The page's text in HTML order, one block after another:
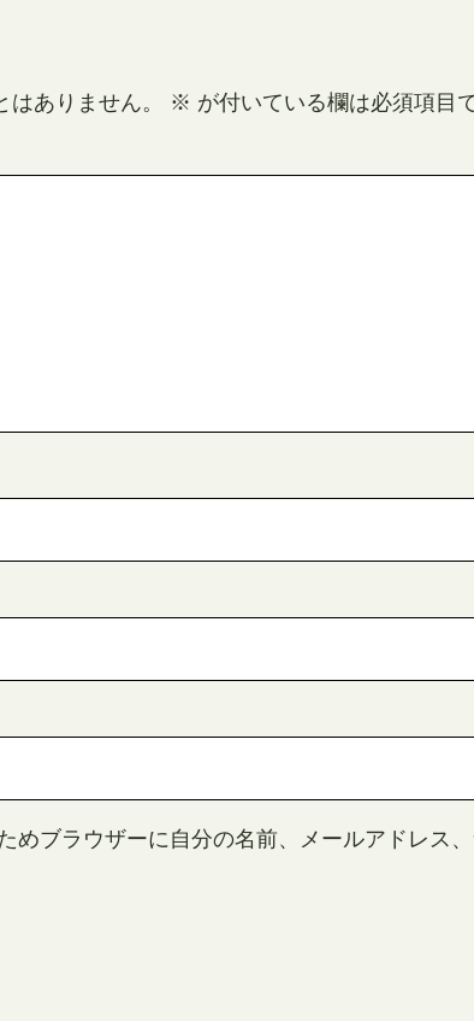
ありません。 ※ が付いている欄は必須項目
めブラウザーに自分の名前、メールアドレス、